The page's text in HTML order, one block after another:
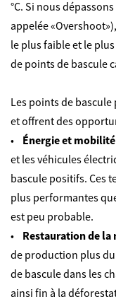
°C. Si nous
appelée
le plus faible et le
de points de bascule
Les points de
et offrent des
• Énergie et
et les véhicules
bascule positifs. Ces
plus performantes
est peu probable.
• Restauration de la
de production plus
de bascule dans les
ainsi fin à la